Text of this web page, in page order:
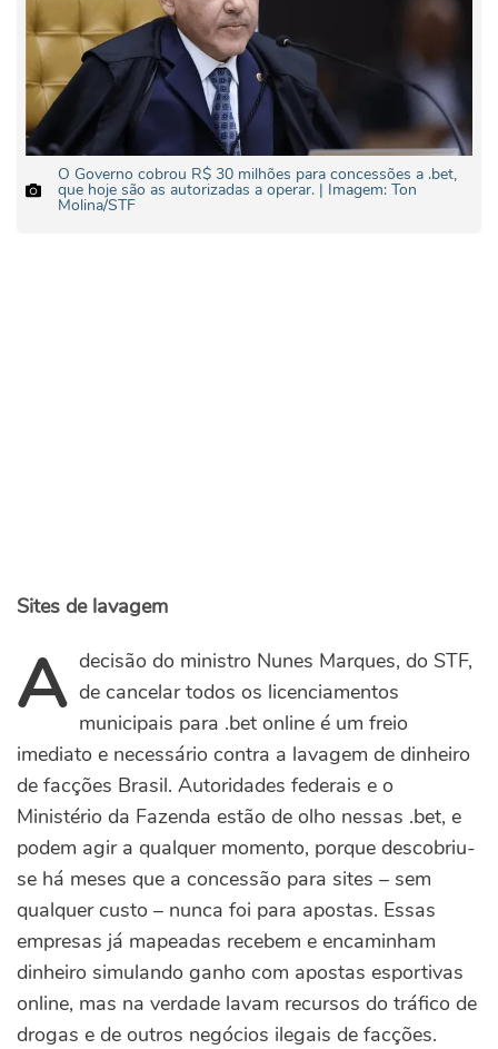
O Governo cobrou R$ 30 milhões para concessões a .bet,
que hoje são as autorizadas a operar. | Imagem: Ton
Molina/STF
Sites de lavagem
Adecisão do ministro Nunes Marques, do STF,
de cancelar todos os licenciamentos
municipais para .bet online é um freio
imediato e necessário contra a lavagem de dinheiro
de facções Brasil. Autoridades federais e o
Ministério da Fazenda estão de olho nessas .bet, e
podem agir a qualquer momento, porque descobriu-
se há meses que a concessão para sites – sem
qualquer custo – nunca foi para apostas. Essas
empresas já mapeadas recebem e encaminham
dinheiro simulando ganho com apostas esportivas
online, mas na verdade lavam recursos do tráfico de
drogas e de outros negócios ilegais de facções.